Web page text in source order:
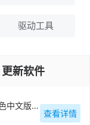
驱动工具
更新软件
Everything(文件快速搜索)绿色中文版-v1.4.1.996
查看详情